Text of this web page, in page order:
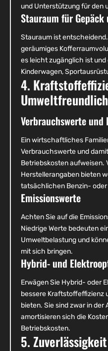
und Unterstützung für den
Stauraum für Gepäck
Stauraum ist
geräumiges
es leicht zugänglich ist
Kinderwagen,
4.
Verbrauchswerte
Ein wirtschaftliches
Verbrauchswerte und
Betriebskosten aufweisen.
Herstellerangaben bieten
tatsächlichen Benzin-
Emissionswerte
Achten Sie auf die
Niedrige Werte bedeuten
Umweltbelastung und
mit sich bringen.
Hybrid- und
Erwägen Sie Hybrid- oder
bessere Kraftstoffeffizienz
bieten. Sie sind zwar in
amortisieren sich die
Betriebskosten.
5.